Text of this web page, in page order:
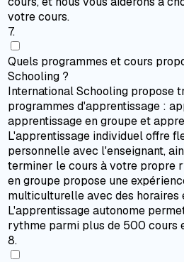
votre cours.
7.
Quels programmes et cours
Schooling ?
International Schooling propose
programmes d'apprentissage :
apprentissage en groupe et
L'apprentissage individuel offre
personnelle avec l'enseignant,
terminer le cours à votre propre
en groupe propose une
multiculturelle avec des horaires
L'apprentissage autonome
rythme parmi plus de 500 cours
8.